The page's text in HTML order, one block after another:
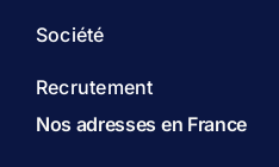
Société
Recrutement
Nos adresses en France